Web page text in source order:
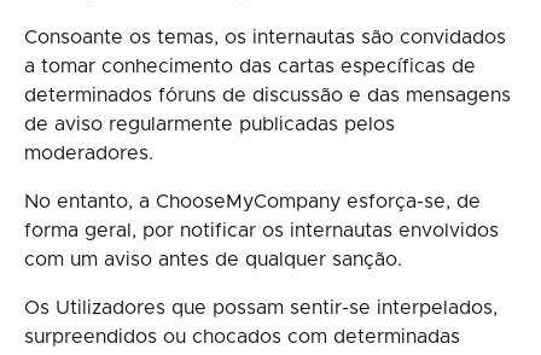
Consoante os temas, os internautas são convidados
a tomar conhecimento das cartas específicas de
determinados fóruns de discussão e das mensagens
de aviso regularmente publicadas pelos
moderadores.
No entanto, a ChooseMyCompany esforça-se, de
forma geral, por notificar os internautas envolvidos
com um aviso antes de qualquer sanção.
Os Utilizadores que possam sentir-se interpelados,
surpreendidos ou chocados com determinadas